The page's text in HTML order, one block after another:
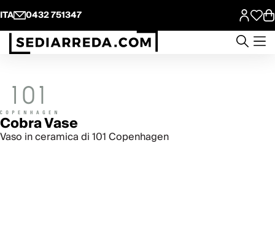
ITA 0432 751347
Cobra Vase
Vaso in ceramica di 101 Copenhagen